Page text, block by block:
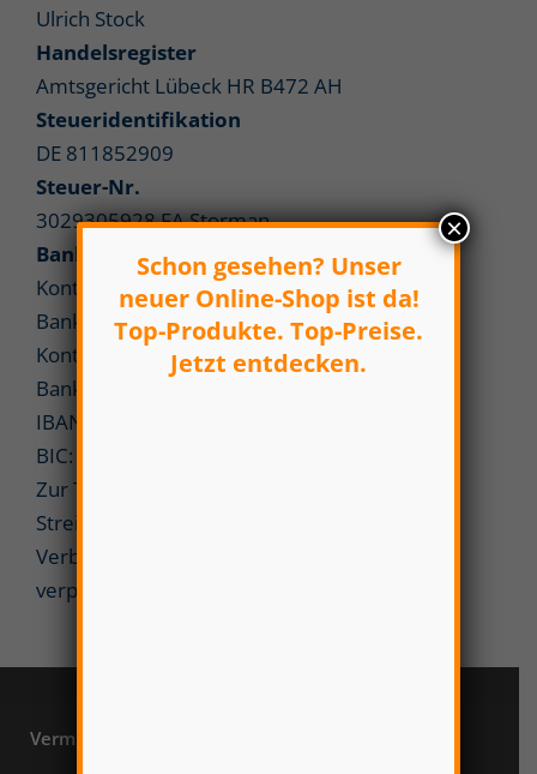
Ulrich Stock
Handelsregister
Amtsgericht Lübeck HR B472 AH
Steueridentifikation
DE 811852909
Steuer-Nr.
3029305928 FA Storman
Bankverbindung
Kontoinhaber: Stock – B.I.G. GmbH
Bank: Hamburger Sparkasse
Konto: 1280390897
Bankleitzahl: 200 505 50
IBAN: DE71 2005 0550 1280 3908 97
BIC: HASPDEHHXXX
Zur Teilnahme an einem
Streitbeilegungsverfahren vor einer
Verbraucherschlichtungsstelle sind wir nicht
verpflichtet und nicht bereit.
Vermietung
Schon gesehen? Unser
neuer Online-Shop ist da!
Top-Produkte. Top-Preise.
Jetzt entdecken.
×